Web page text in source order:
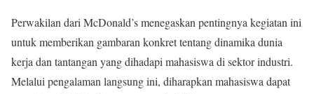
Perwakilan dari McDonald’s menegaskan pentingnya kegiatan ini
untuk memberikan gambaran konkret tentang dinamika dunia
kerja dan tantangan yang dihadapi mahasiswa di sektor industri.
Melalui pengalaman langsung ini, diharapkan mahasiswa dapat